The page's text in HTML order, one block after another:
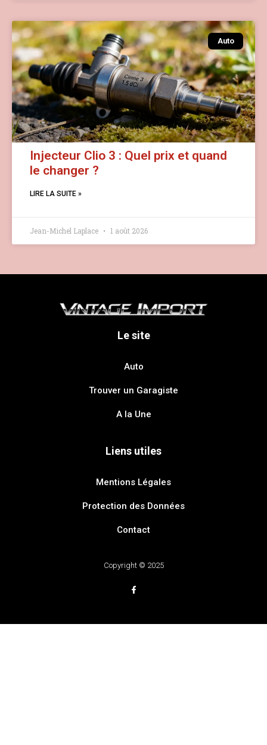
Auto
Injecteur Clio 3 : Quel prix et quand
le changer ?
LIRE LA SUITE »
Jean-Michel Laplace 1 août 2026
Le site
Auto
Trouver un Garagiste
A la Une
Liens utiles
Mentions Légales
Protection des Données
Contact
Copyright © 2025